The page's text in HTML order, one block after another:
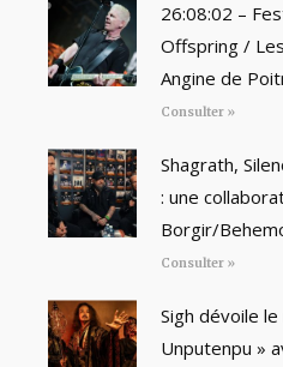
26:08:02 –
Offspring /
Angine de
Consulter »
Shagrath,
: une
Borgir/
Consulter »
Sigh dévoile
Unputenpu »